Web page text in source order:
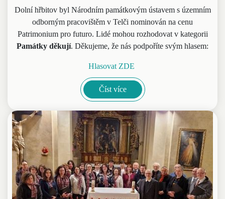
Dolní hřbitov byl Národním památkovým ústavem s územním
odborným pracovištěm v Telči nominován na cenu
Patrimonium pro futuro. Lidé mohou rozhodovat v kategorii
Památky děkují. Děkujeme, že nás podpoříte svým hlasem:
Hlasovat ZDE
Číst více